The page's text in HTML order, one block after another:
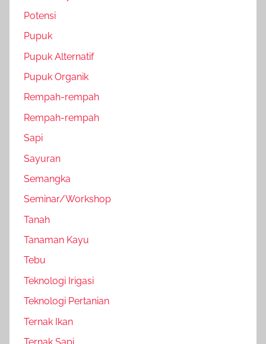
Potensi
Pupuk
Pupuk Alternatif
Pupuk Organik
Rempah-rempah
Rempah-rempah
Sapi
Sayuran
Semangka
Seminar/Workshop
Tanah
Tanaman Kayu
Tebu
Teknologi Irigasi
Teknologi Pertanian
Ternak Ikan